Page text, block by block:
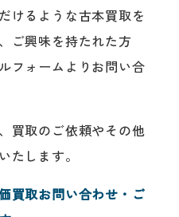
けるような古本買取を
ご興味を持たれた方
フォームよりお問い合
買取のご依頼やその他
たします。
買取お問い合わせ・ご